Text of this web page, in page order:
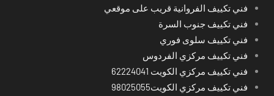
فني تكييف الفروانية قريب على موقعي
فني تكييف جنوب السرة
فني تكييف سلوى فوري
فني تكييف مركزي الفردوس
فني تكييف مركزي الكويت 62224041
فني تكييف مركزي الكويت98025055